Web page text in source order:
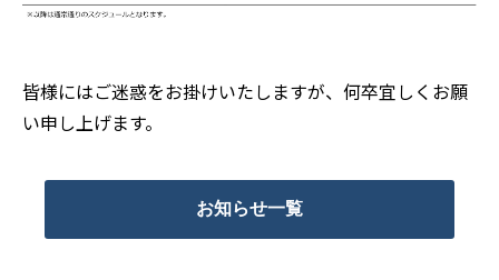
皆様にはご迷惑をお掛けいたしますが、何卒宜しくお願
い申し上げます。
お知らせ一覧